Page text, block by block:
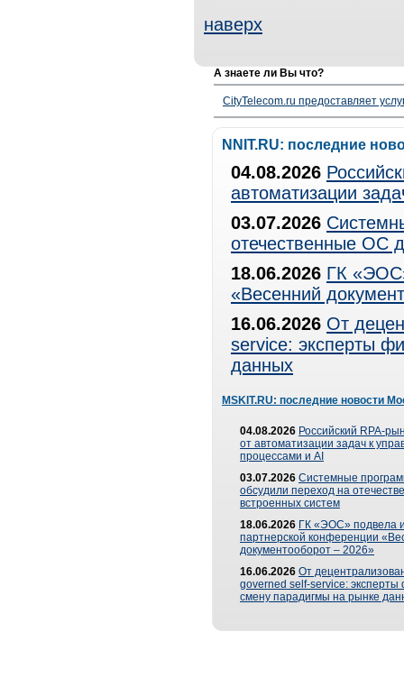
наверх
А знаете ли Вы что?
CityTelecom.ru предоставляет
NNIT.RU: последние
04.08.2026
автоматизации
03.07.2026
отечественные ОС
18.06.2026 ГК
«Весенний
16.06.2026 От
service: эксперты
данных
MSKIT.RU: последние новости
04.08.2026 Российский RPA-
от автоматизации задач к
процессами и AI
03.07.2026 Системные
обсудили переход на
встроенных систем
18.06.2026 ГК «ЭОС» подвела
партнерской конференции
документооборот – 2026»
16.06.2026 От
governed self-service: эксперты
смену парадигмы на рынке